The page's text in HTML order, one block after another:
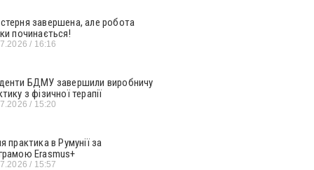
завершена, але робота
починається!
16:16
БДМУ завершили виробничу
з фізичної терапії
15:20
практика в Румунії за
Erasmus+
15:57